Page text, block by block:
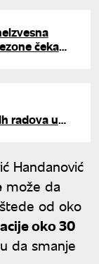
čeka
radova u
Handanović
može da
od oko
oko 30
da smanje